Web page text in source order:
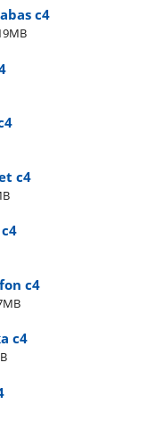
c4
c4
c4
c4